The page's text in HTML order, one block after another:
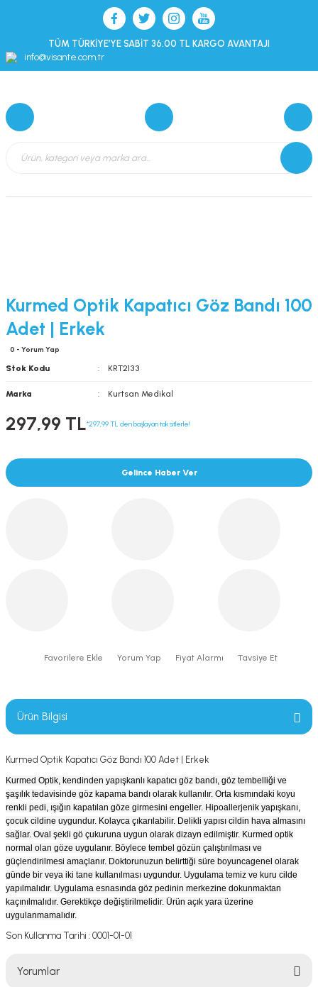
TÜM TÜRKİYE’YE SABİT 36.00 TL KARGO AVANTAJI
info@visante.com.tr
Kurmed Optik Kapatıcı Göz Bandı 100
Adet | Erkek
0 - Yorum Yap
Stok Kodu KRT2133
Marka Kurtsan Medikal
297,99 TL*297,99 TL den başlayan taksitlerle!
Gelince Haber Ver
Yorum Yap Fiyat Alarmı Tavsiye Et
Ürün Bilgisi
Kurmed Optik Kapatıcı Göz Bandı 100 Adet | Erkek
Kurmed Optik, kendinden yapışkanlı kapatıcı göz bandı, göz tembelliği ve
şaşılık tedavisinde göz kapama bandı olarak kullanılır. Orta kısmındaki koyu
renkli pedi, ışığın kapatılan göze girmesini engeller. Hipoallerjenik yapışkanı,
çocuk cildine uygundur. Kolayca çıkarılabilir. Delikli yapısı cildin hava almasını
sağlar. Oval şekli gö çukuruna uygun olarak dizayn edilmiştir. Kurmed optik
normal olan göze uygulanır. Böylece tembel gözün çalıştırılması ve
güçlendirilmesi amaçlanır. Doktorunuzun belirttiği süre boyuncagenel olarak
günde bir veya iki tane kullanılması uygundur. Uygulama temiz ve kuru cilde
yapılmalıdır. Uygulama esnasında göz pedinin merkezine dokunmaktan
kaçınılmalıdır. Gerektikçe değiştirilmelidir. Ürün açık yara üzerine
uygulanmamalıdır.
Son Kullanma Tarihi : 0001-01-01
Yorumlar